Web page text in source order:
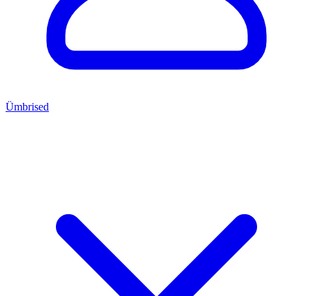
Ümbrised